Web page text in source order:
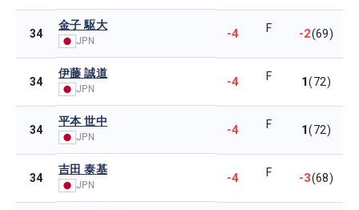
34
金子 駆大
JPN -4 F -2(69)
34
伊藤 誠道
JPN -4 F 1(72)
34
平本 世中
JPN -4 F 1(72)
34
吉田 泰基
JPN -4 F -3(68)